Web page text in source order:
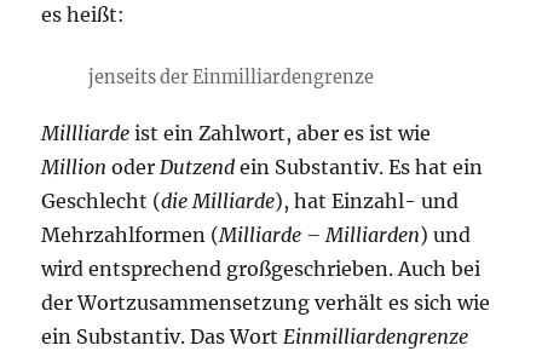
es heißt:
jenseits der Einmilliardengrenze
Millliarde ist ein Zahlwort, aber es ist wie
Million oderDutzend ein Substantiv. Es hat ein
Geschlecht (die Milliarde), hat Einzahl- und
Mehrzahlformen (Milliarde – Milliarden) und
wird entsprechend großgeschrieben. Auch bei
der Wortzusammensetzung verhält es sich wie
ein Substantiv. Das WortEinmilliardengrenze